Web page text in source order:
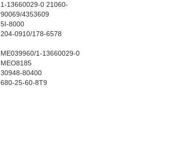
1-13660029-0 21060-
90069/4353609
5I-8000
204-0910/178-6578
ME039960/1-13660029-0
MEO8185
30948-80400
680-25-60-8T9